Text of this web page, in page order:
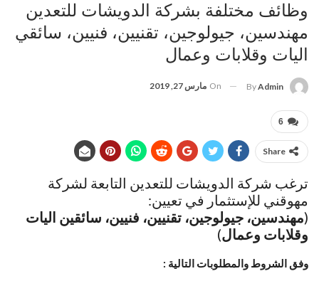
وظائف مختلفة بشركة الدويشات للتعدين
مهندسين، جيولوجين، تقنيين، فنيين، سائقي
اليات وقلابات وعمال
ByAdmin
On مارس 27, 2019
6
Share
ترغب شركة الدويشات للتعدين التابعة لشركة
مهوقني للإستثمار في تعيين:
(مهندسين، جيولوجين، تقنيين، فنيين، سائقين اليات
وقلابات وعمال)
وفق الشروط والمطلوبات التالية :